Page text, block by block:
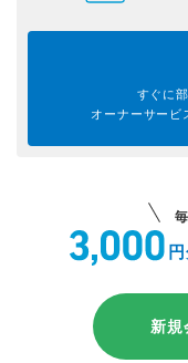
すぐに
オーナーサービ
新規